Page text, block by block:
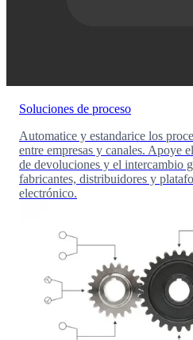
Soluciones de proceso
Automatice y estandarice los
entre empresas y canales. Apoye
de devoluciones y el intercambio
fabricantes, distribuidores y
electrónico.